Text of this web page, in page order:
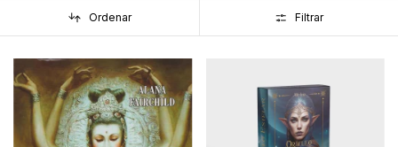
Ordenar Filtrar